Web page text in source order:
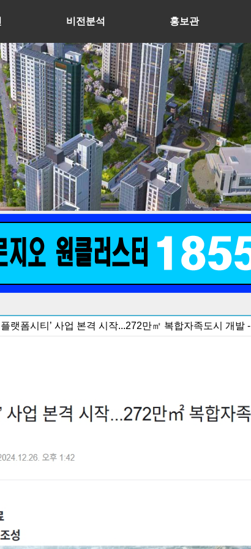
비전분석 홍보관
플랫폼시티’ 사업 본격 시작...272만㎡ 복합자족도시 개발 -